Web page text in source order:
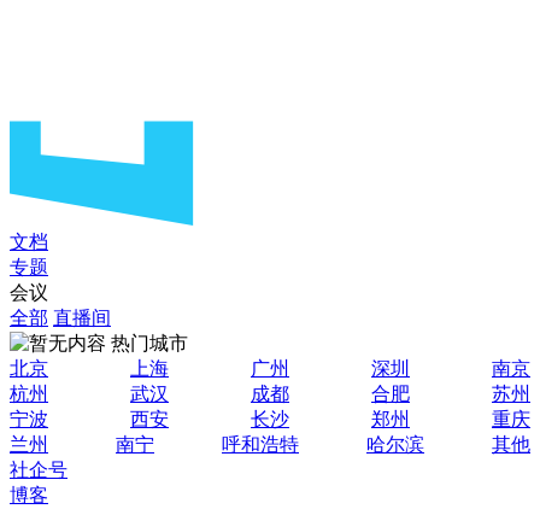
文档
专题
会议
全部 直播间
热门城市
北京
上海 广州 深圳
南京
杭州
武汉 成都 合肥
苏州
宁波
西安 长沙 郑州
重庆
兰州
南宁 呼和浩特 哈尔滨
其他
社企号
博客